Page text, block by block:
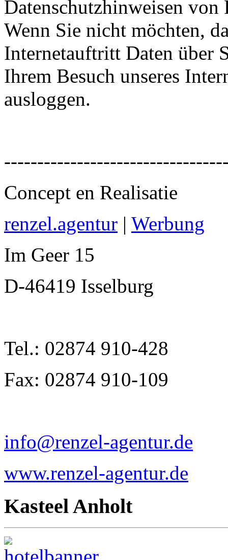
Datenschutzhinweisen von
Wenn Sie nicht möchten,
Internetauftritt Daten über
Ihrem Besuch unseres
ausloggen.
Concept en Realisatie
renzel.agentur | Werbung
Im Geer 15
D-46419 Isselburg
Tel.: 02874 910-428
Fax: 02874 910-109
info@renzel-agentur.de
www.renzel-agentur.de
Kasteel Anholt